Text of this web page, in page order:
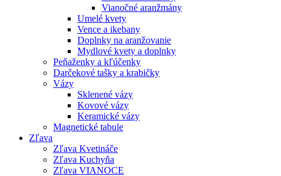
Vianočné aranžmány
Umelé kvety
Vence a ikebany
Doplnky na aranžovanie
Mydlové kvety a doplnky
Peňaženky a kľúčenky
Darčekové tašky a krabičky
Vázy
Sklenené vázy
Kovové vázy
Keramické vázy
Magnetické tabule
Zľava
Zľava Kvetináče
Zľava Kuchyňa
Zľava VIANOCE